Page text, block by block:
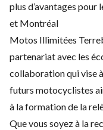
plus d’avantages pour
et Montréal
Motos Illimitées
partenariat avec les
collaboration qui vise
futurs motocyclistes
à la formation de la
Que vous soyez à la